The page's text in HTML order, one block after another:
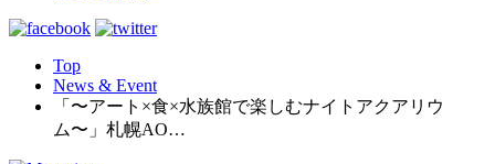
Top
News & Event
「〜アート×食×水族館で楽しむナイトアクアリウ
ム〜」札幌AO…